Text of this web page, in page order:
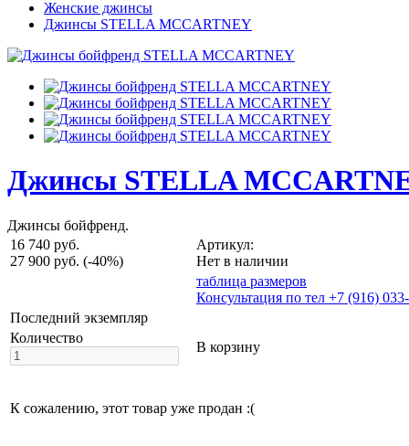
Женские джинсы
Джинсы STELLA MCCARTNEY
Джинсы STELLA
Джинсы бойфренд.
16 740 руб.
27 900 руб. (-40%)
Артикул:
Нет в наличии
таблица размеров
Консультация по тел +7 (916)
Последний экземпляр
Количество
В корзину
К сожалению, этот товар уже продан :(